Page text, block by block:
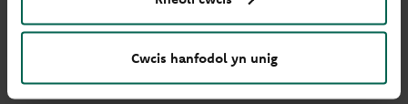
Cwcis hanfodol yn unig
Saesneg
Cookies settings